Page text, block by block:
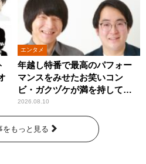
エンタメ
年越し特番で最高のパフォー
マンスをみせたお笑いコン
ビ・ガクヅケが満を持して
『オールナイトニッポン
0(ZERO)』に登場！
2026.08.10
をもっと見る